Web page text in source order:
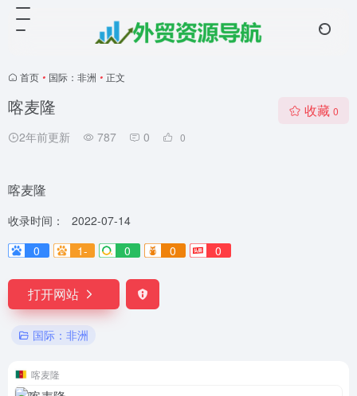
首页 • 国际：非洲 • 正文
喀麦隆
2年前更新 787 0 0
收藏 0
喀麦隆
收录时间：
2022-07-14
0
1- 0 0 0
打开网站
国际：非洲
喀麦隆